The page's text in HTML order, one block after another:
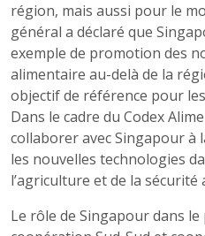
région, mais aussi pour le
général a déclaré que
exemple de promotion des
alimentaire au-delà de la
objectif de référence pour
Dans le cadre du Codex
collaborer avec Singapour à
les nouvelles technologies
l’agriculture et de la sécurité
Le rôle de Singapour dans